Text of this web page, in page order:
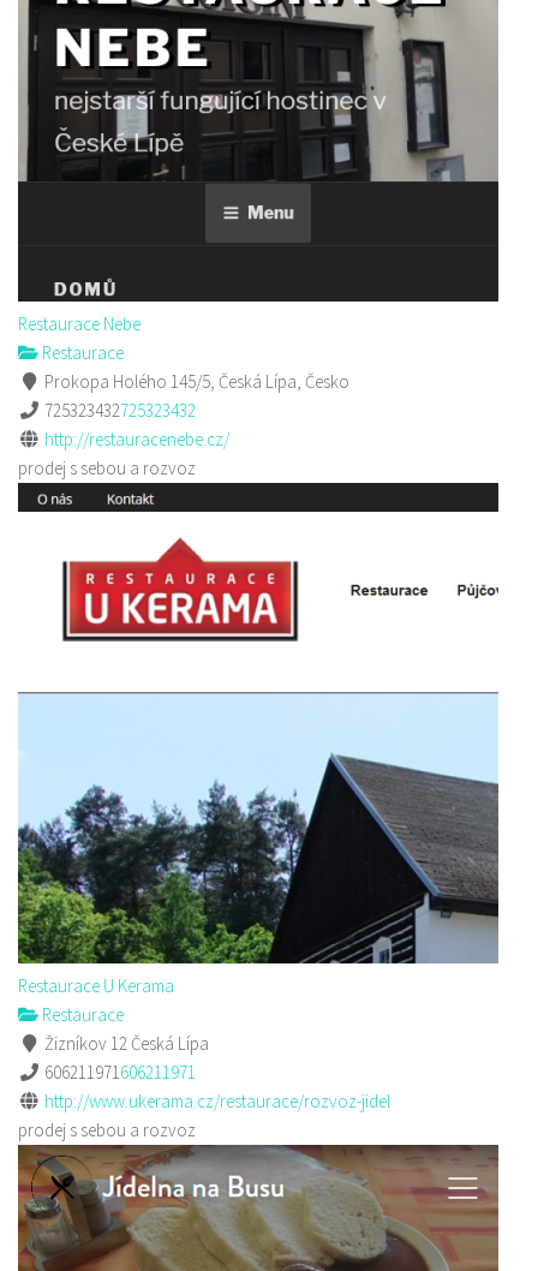
Restaurace Nebe
Restaurace
Prokopa Holého 145/5, Česká Lípa, Česko
725323432725323432
http://restauracenebe.cz/
prodej s sebou a rozvoz
Restaurace U Kerama
Restaurace
Žizníkov 12 Česká Lípa
606211971606211971
http://www.ukerama.cz/restaurace/rozvoz-jidel
prodej s sebou a rozvoz